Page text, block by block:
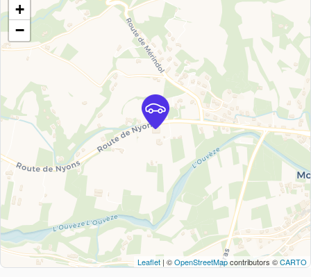
+
−
Leaflet | ©OpenStreetMapcontributors ©CARTO